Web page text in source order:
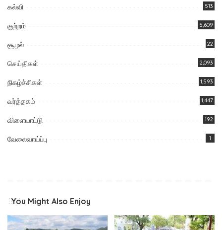
கல்வி 513
குற்றம் 5,609
சூழல் 22
செய்திகள் 2,093
நிகழ்ச்சிகள் 1,593
வர்த்தகம் 1,447
விளையாட்டு 192
வேலைவாய்ப்பு 1
You Might Also Enjoy